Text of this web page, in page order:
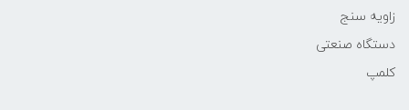
زاویه سنج
دستگاه صنعتی
کلمپ